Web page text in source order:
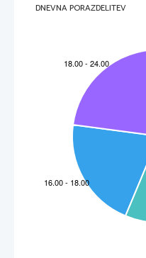
KAKO
V zimskih mesecih se pri otrocih
ne pozdravimo, se lahko te
povzročijo tudi vrsto neprijetnih
spomnila, kako lahko pomagate
Dobro je, da se naučimo ločiti
prehladom – precej zanesljivo
osnovne razlike med obema
5do
se
in se
VROČINA se
KAŠELJ
GLAVOBOL
BOLEČINE V MIŠICAH
UTRUJENOST
IZČRPANOST BOLNIKA
NELAGODJE V PRSNEM
DNEVNA PORAZDELITEV